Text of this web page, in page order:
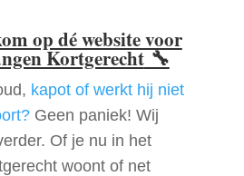
op dé website voor
Kortgerecht🔧
kapot of werkt hij niet
Geen paniek! Wij
Of je nu in het
woont of net